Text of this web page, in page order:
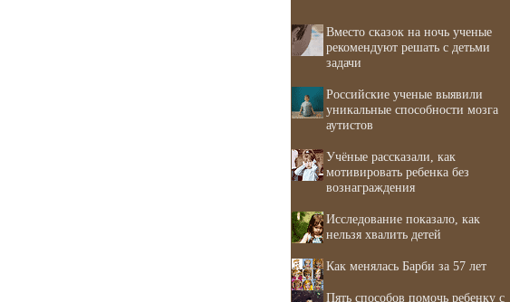
Вместо сказок на ночь ученые
рекомендуют решать с детьми
задачи
Российские ученые выявили
уникальные способности мозга
аутистов
Учёные рассказали, как
мотивировать ребенка без
вознаграждения
Исследование показало, как
нельзя хвалить детей
Как менялась Барби за 57 лет
Пять способов помочь ребенку с